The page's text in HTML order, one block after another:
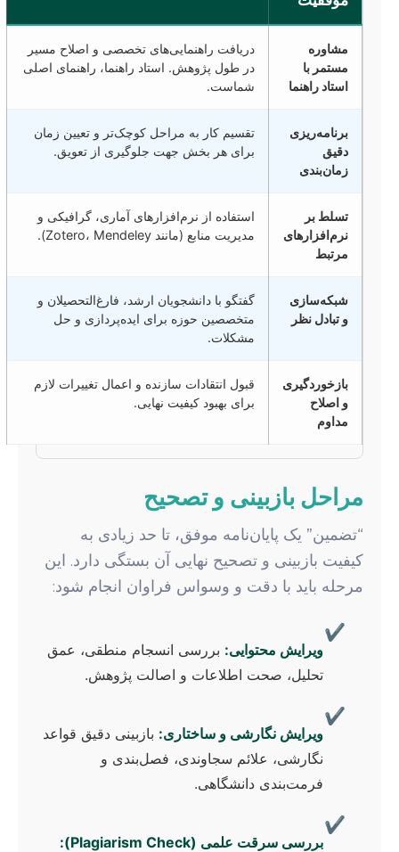
مشاوره
مستمر با
استاد راهنما
دریافت راهنمایی‌های تخصصی و اصلاح مسیر
در طول پژوهش. استاد راهنما، راهنمای اصلی
شماست.
برنامه‌ریزی
دقیق
زمان‌بندی
تقسیم کار به مراحل کوچک‌تر و تعیین زمان
برای هر بخش جهت جلوگیری از تعویق.
تسلط بر
نرم‌افزارهای
مرتبط
استفاده از نرم‌افزارهای آماری، گرافیکی و
مدیریت منابع (مانند Zotero، Mendeley).
شبکه‌سازی
و تبادل نظر
گفتگو با دانشجویان ارشد، فارغ‌التحصیلان و
متخصصین حوزه برای ایده‌پردازی و حل
مشکلات.
بازخوردگیری
و اصلاح
مداوم
قبول انتقادات سازنده و اعمال تغییرات لازم
برای بهبود کیفیت نهایی.
مراحل بازبینی و تصحیح
“تضمین” یک پایان‌نامه موفق، تا حد زیادی به
کیفیت بازبینی و تصحیح نهایی آن بستگی دارد. این
مرحله باید با دقت و وسواس فراوان انجام شود:
✔
ویرایش محتوایی: بررسی انسجام منطقی، عمق
تحلیل، صحت اطلاعات و اصالت پژوهش.
✔
ویرایش نگارشی و ساختاری: بازبینی دقیق قواعد
نگارشی، علائم سجاوندی، فصل‌بندی و
فرمت‌بندی دانشگاهی.
✔
بررسی سرقت علمی (Plagiarism Check):